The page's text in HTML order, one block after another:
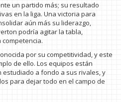
un partido más; su resultado
en la liga. Una victoria para
aún más su liderazgo,
podría agitar la tabla,
por su competitividad, y este
de ello. Los equipos están
a fondo a sus rivales, y
para dejar todo en el campo de